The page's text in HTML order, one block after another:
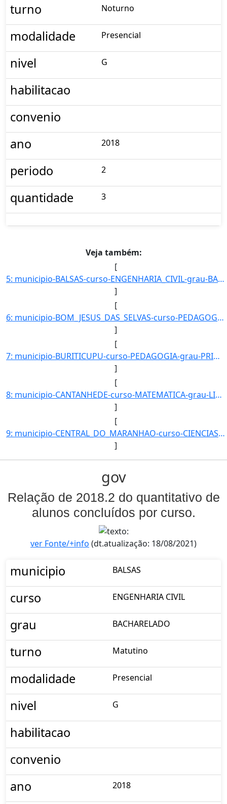
turno Noturno
modalidade Presencial
nivel G
habilitacao
convenio
ano
2018
periodo 2
quantidade 3
Veja também:
[
5: municipio-BALSAS-curso-ENGENHARIA_CIVIL-grau-BACHARELADO-turno-Matutino-modalidade-Presencial-nivel-]
]
[
6: municipio-BOM_JESUS_DAS_SELVAS-curso-PEDAGOGIA-grau-PRIMEIRA_LICENCIATURA-turno-Matutino_e_Vespertin]
]
[
7: municipio-BURITICUPU-curso-PEDAGOGIA-grau-PRIMEIRA_LICENCIATURA-turno-Matutino_e_Vespertino-modalida]
]
[
8: municipio-CANTANHEDE-curso-MATEMATICA-grau-LICENCIATURA_PLENA-turno-Matutino_e_Vespertino-modalidade]
]
[
9: municipio-CENTRAL_DO_MARANHAO-curso-CIENCIAS_EXATAS-grau-LICENCIATURA_PLENA-turno-Matutino-_Vesperti]
]
gov
Relação de 2018.2 do quantitativo de
alunos concluídos por curso.
ver Fonte/+info (dt.atualização: 18/08/2021)
municipio BALSAS
curso ENGENHARIA CIVIL
grau BACHARELADO
turno Matutino
modalidade Presencial
nivel G
habilitacao
convenio
ano
2018